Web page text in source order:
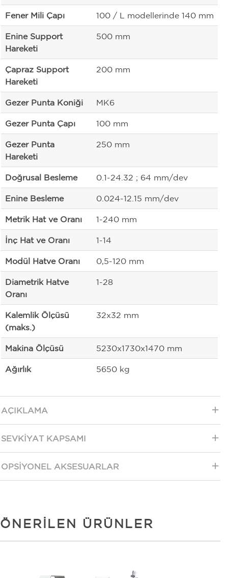
Fener Mili Çapı 100 / L modellerinde 140 mm
Enine Support
Hareketi
500 mm
Çapraz Support
Hareketi
200 mm
Gezer Punta Koniği MK6
Gezer Punta Çapı 100 mm
Gezer Punta
Hareketi
250 mm
Doğrusal Besleme 0.1-24.32 ; 64 mm/dev
Enine Besleme 0.024-12.15 mm/dev
Metrik Hat ve Oranı 1-240 mm
İnç Hat ve Oranı 1-14
Modül Hatve Oranı 0,5-120 mm
Diametrik Hatve
Oranı
1-28
Kalemlik Ölçüsü
(maks.)
32x32 mm
Makina Ölçüsü 5230x1730x1470 mm
Ağırlık 5650 kg
AÇIKLAMA
SEVKIYAT KAPSAMI
OPSIYONEL AKSESUARLAR
ÖNERILEN ÜRÜNLER